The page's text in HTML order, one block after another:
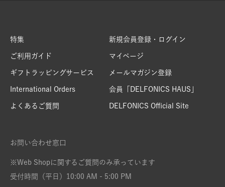
特集
ご利用ガイド
ギフトラッピングサービス
International Orders
よくあるご質問
新規会員登録・ログイン
マイページ
メールマガジン登録
会員「DELFONICS HAUS」
DELFONICS Official Site
お問い合わせ窓口
※Web Shopに関するご質問のみ承っています
受付時間（平日）10:00 AM - 5:00 PM